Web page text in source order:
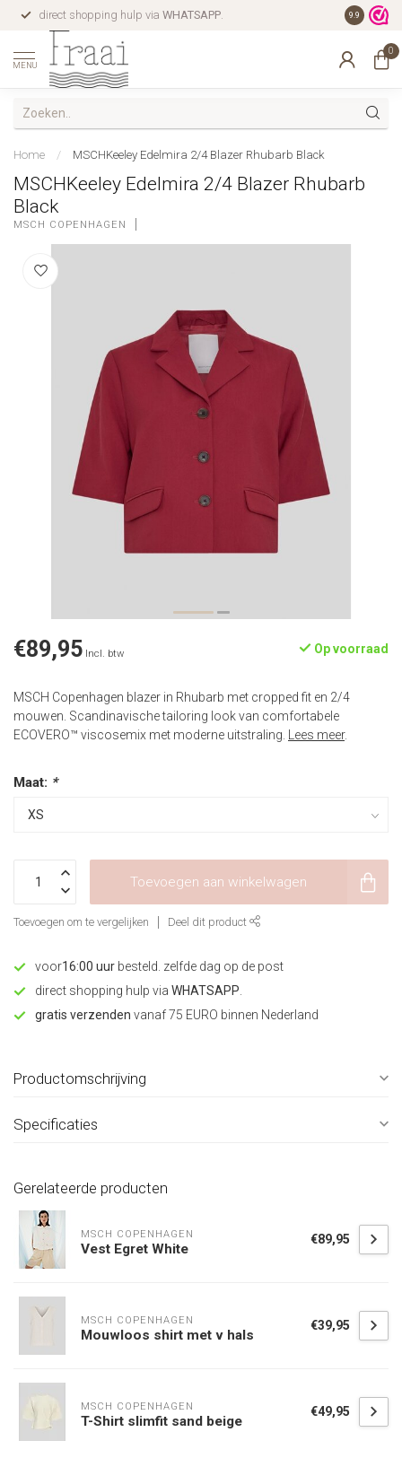
direct shopping hulp via WHATSAPP. gratis
9.9
MENU
0
Home / MSCHKeeley Edelmira 2/4 Blazer Rhubarb Black
MSCHKeeley Edelmira 2/4 Blazer Rhubarb
Black
MSCH COPENHAGEN
€89,95 Incl. btw Op voorraad
MSCH Copenhagen blazer in Rhubarb met cropped fit en 2/4
mouwen. Scandinavische tailoring look van comfortabele
ECOVERO™ viscosemix met moderne uitstraling.
Lees meer.
Maat: *
Toevoegen aan winkelwagen
Toevoegen om te vergelijken Deel dit product
voor16:00 uur besteld. zelfde dag op de post
direct shopping hulp via WHATSAPP
gratis verzenden vanaf 75 EURO binnen Nederland
Productomschrijving
Specificaties
Gerelateerde producten
MSCH COPENHAGEN
Vest Egret White
€89,95
MSCH COPENHAGEN
Mouwloos shirt met v hals
€39,95
MSCH COPENHAGEN
T-Shirt slimfit sand beige
€49,95